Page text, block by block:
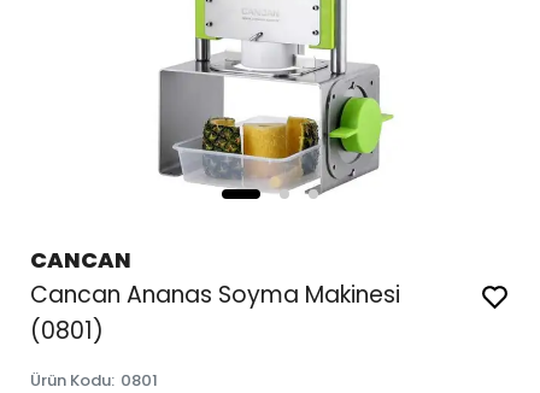
CANCAN
Cancan Ananas Soyma Makinesi
(0801)
Ürün Kodu: 0801